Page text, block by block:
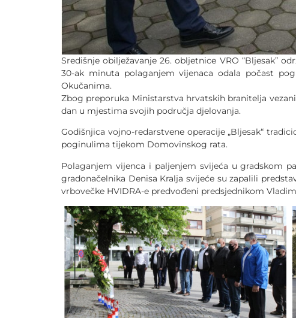
Središnje obilježavanje 26. obljetnice VRO “Bljesak”
30-ak minuta polaganjem vijenaca odala počast
Okučanima.
Zbog preporuka Ministarstva hrvatskih branitelja
dan u mjestima svojih područja djelovanja.
Godišnjica vojno-redarstvene operacije „Bljesak“
poginulima tijekom Domovinskog rata.
Polaganjem vijenca i paljenjem svijeća u gradskom
gradonačelnika Denisa Kralja svijeće su zapalili
vrbovečke HVIDRA-e predvođeni predsjednikom